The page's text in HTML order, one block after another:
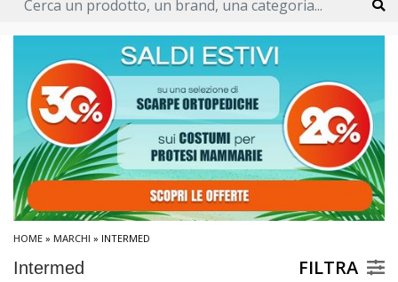
HOME » MARCHI » INTERMED
Intermed FILTRA